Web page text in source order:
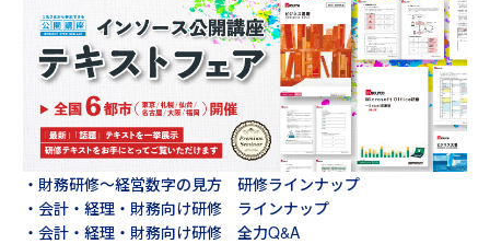
・財務研修～経営数字の見方 研修ラインナップ
・会計・経理・財務向け研修 ラインナップ
・会計・経理・財務向け研修 全力Q&A